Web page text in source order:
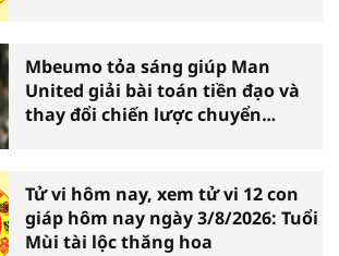
Mbeumo tỏa sáng giúp Man
United giải bài toán tiền đạo và
thay đổi chiến lược chuyển
Tử vi hôm nay, xem tử vi 12 con
giáp hôm nay ngày 3/8/2026: Tuổi
Mùi tài lộc thăng hoa